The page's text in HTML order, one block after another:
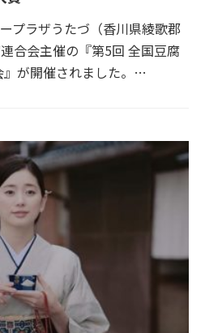
プラザうたづ（香川県綾歌郡
合会主催の『第5回 全国豆腐
』が開催されました。…